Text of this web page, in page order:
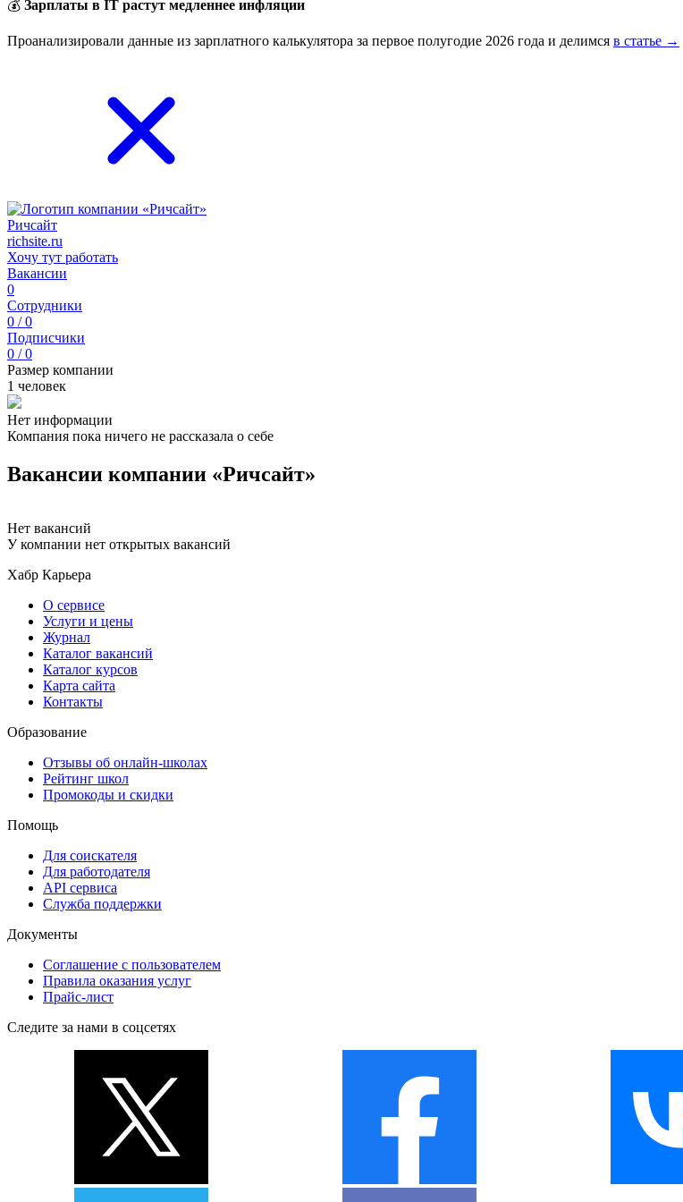
💰 Зарплаты в IT растут медленнее инфляции
Проанализировали данные из зарплатного калькулятора за первое полугодие 2026 года и делимся в статье →
Ричсайт
richsite.ru
Хочу тут работать
Вакансии
0
Сотрудники
0 / 0
Подписчики
0 / 0
Размер компании
1 человек
Нет информации
Компания пока ничего не рассказала о себе
Вакансии компании «Ричсайт»
Нет вакансий
У компании нет открытых вакансий
Хабр Карьера
О сервисе
Услуги и цены
Журнал
Каталог вакансий
Каталог курсов
Карта сайта
Контакты
Образование
Отзывы об онлайн-школах
Рейтинг школ
Промокоды и скидки
Помощь
Для соискателя
Для работодателя
API сервиса
Служба поддержки
Документы
Соглашение с пользователем
Правила оказания услуг
Прайс-лист
Следите за нами в соцсетях